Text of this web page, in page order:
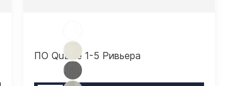
ПО QuLine 1-5 Ривьера